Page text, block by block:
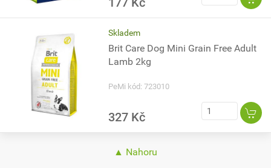
Skladem
Brit Care Dog Mini Grain Free Adult
Lamb 2kg
PeMi kód: 723010
327 Kč
▲ Nahoru